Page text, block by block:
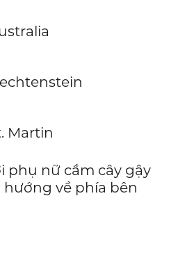
Martin
phụ nữ cầm cây gậy
về phía bên